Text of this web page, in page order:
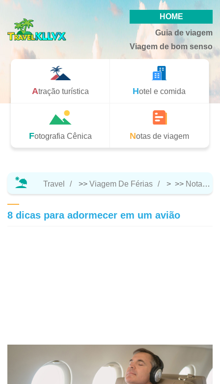
HOME
Guia de viagem
Viagem de bom senso
Atração turística Hotel e comida
Fotografia Cênica Notas de viagem
Travel >> Viagem De Férias > >> Notas De Viagem
8 dicas para adormecer em um avião